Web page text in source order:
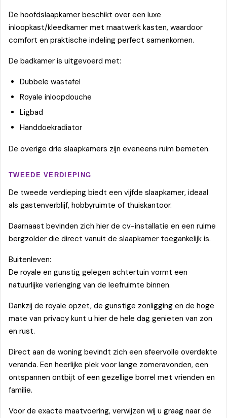
De hoofdslaapkamer beschikt over een luxe
inloopkast/kleedkamer met maatwerk kasten, waardoor
comfort en praktische indeling perfect samenkomen.
De badkamer is uitgevoerd met:
Dubbele wastafel
Royale inloopdouche
Ligbad
Handdoekradiator
De overige drie slaapkamers zijn eveneens ruim bemeten.
TWEEDE VERDIEPING
De tweede verdieping biedt een vijfde slaapkamer, ideaal
als gastenverblijf, hobbyruimte of thuiskantoor.
Daarnaast bevinden zich hier de cv-installatie en een ruime
bergzolder die direct vanuit de slaapkamer toegankelijk is.
Buitenleven:
De royale en gunstig gelegen achtertuin vormt een
natuurlijke verlenging van de leefruimte binnen.
Dankzij de royale opzet, de gunstige zonligging en de hoge
mate van privacy kunt u hier de hele dag genieten van zon
en rust.
Direct aan de woning bevindt zich een sfeervolle overdekte
veranda. Een heerlijke plek voor lange zomeravonden, een
ontspannen ontbijt of een gezellige borrel met vrienden en
familie.
Voor de exacte maatvoering, verwijzen wij u graag naar de